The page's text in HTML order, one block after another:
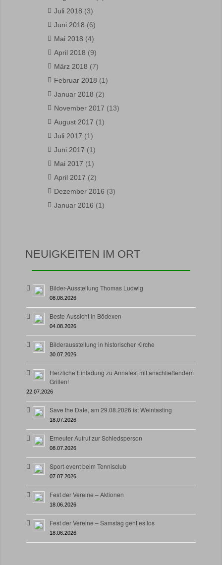
Juli 2018 (3)
Juni 2018 (6)
Mai 2018 (4)
April 2018 (9)
März 2018 (7)
Februar 2018 (1)
Januar 2018 (2)
November 2017 (13)
August 2017 (1)
Juli 2017 (1)
Juni 2017 (1)
Mai 2017 (1)
April 2017 (2)
Dezember 2016 (3)
Januar 2016 (1)
NEUIGKEITEN IM ORT
Bilder-Ausstellung Thomas Ludwig
08.08.2026
Beste Aussicht in Bödexen
04.08.2026
Bilderausstellung in historischer Kirche
30.07.2026
Herzliche Einladung zu Annafest mit anschließendem
Grillen!
22.07.2026
Save the Date, am 29.08.2026 ist Weintasting
18.07.2026
Erneuter Aufruf zur Schiedsperson
08.07.2026
Sport-event beim Tennisclub
07.07.2026
Fest der Vereine – Aktionen
18.06.2026
Fest der Vereine – Samstag geht es los
18.06.2026